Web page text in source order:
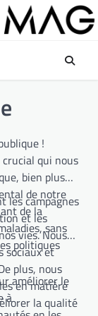
!
qui nous
bien plus
de notre
de la
sans
politiques
les campagnes
et les
vies. Nous
sociaux et
plus, nous
en matière
la qualité
améliorer le
à